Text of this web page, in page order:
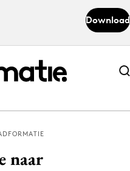
Download
Abonneer nu
Abonneer nu
naar